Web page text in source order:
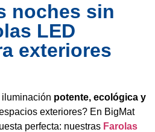
noches sin
LED
exteriores
potente, ecológica y
exteriores? En BigMat
perfecta: nuestras Farolas